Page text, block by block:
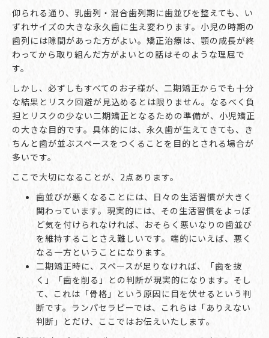
仰られる通り、乳歯列・混合歯列期に歯並びを整えても、い
ずれサイズの大きな永久歯に生え変わります。小児の時期の
歯列には隙間があった方がよい。矯正治療は、顎の成長が終
わってから取り組んだ方がよいとの話はそのような理屈で
す。
しかし、必ずしもすべてのお子様が、二期矯正からでも十分
な結果とリスク回避が見込めるとは限りません。なるべく負
担とリスクの少ない二期矯正となるための準備が、小児矯正
の大きな目的です。具体的には、永久歯が生えてきても、き
ちんと歯が並ぶスペースをつくることを目的とされる場合が
多いです。
ここで大切になることが、2点あります。
歯並びが悪くなることには、日々の生活習慣が大きく
関わっています。現実的には、その生活習慣をよっぽ
ど気を付けられなければ、おそらく悪いなりの歯並び
を維持することさえ難しいです。端的にいえば、悪く
なる一方ということになります。
二期矯正時に、スペースが足りなければ、「歯を抜
く」「歯を削る」との判断が現実的になります。そし
て、これは「骨格」という原因に目を伏せるという判
断です。ランパセラピーでは、これらは「ありえない
判断」とだけ、ここではお伝えいたします。